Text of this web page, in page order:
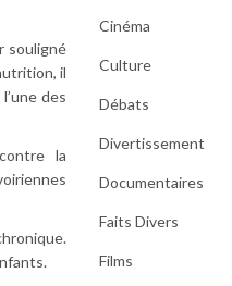
souligné
il
des
la
Cinéma
Culture
Débats
Divertissement
Documentaires
Faits Divers
Films